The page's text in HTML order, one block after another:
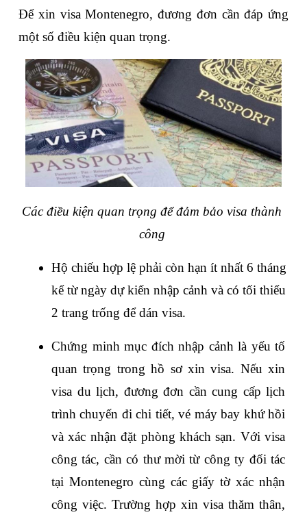
Để xin visa Montenegro, đương đơn cần đáp ứng
một số điều kiện quan trọng.
Các điều kiện quan trọng để đảm bảo visa thành
công
Hộ chiếu hợp lệ phải còn hạn ít nhất 6 tháng
kể từ ngày dự kiến nhập cảnh và có tối thiểu
2 trang trống để dán visa.
Chứng minh mục đích nhập cảnh là yếu tố
quan trọng trong hồ sơ xin visa. Nếu xin
visa du lịch, đương đơn cần cung cấp lịch
trình chuyến đi chi tiết, vé máy bay khứ hồi
và xác nhận đặt phòng khách sạn. Với visa
công tác, cần có thư mời từ công ty đối tác
tại Montenegro cùng các giấy tờ xác nhận
công việc. Trường hợp xin visa thăm thân,